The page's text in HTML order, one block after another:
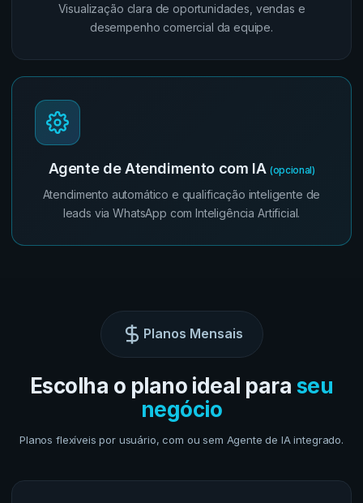
Visualização clara de oportunidades, vendas e
desempenho comercial da equipe.
Agente de Atendimento com IA(opcional)
Atendimento automático e qualificação inteligente de
leads via WhatsApp com Inteligência Artificial.
Planos Mensais
Escolha o plano ideal para seu
negócio
Planos flexíveis por usuário, com ou sem Agente de IA integrado.